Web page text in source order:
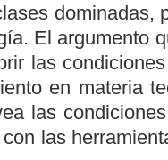
dominadas,
El argumento
las
en materia
las
las